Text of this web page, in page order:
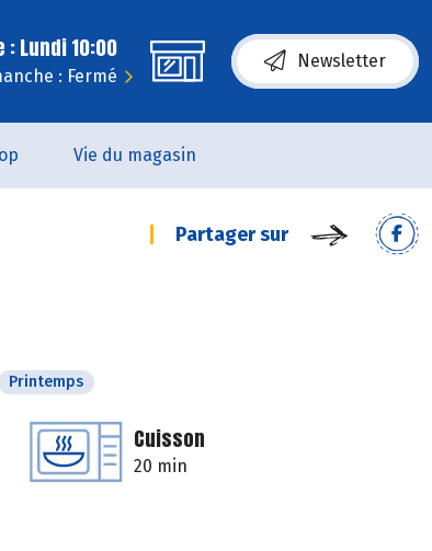
Lundi 10:00
: Fermé
Newsletter
Vie du magasin
Partager sur
Printemps
Cuisson
20 min